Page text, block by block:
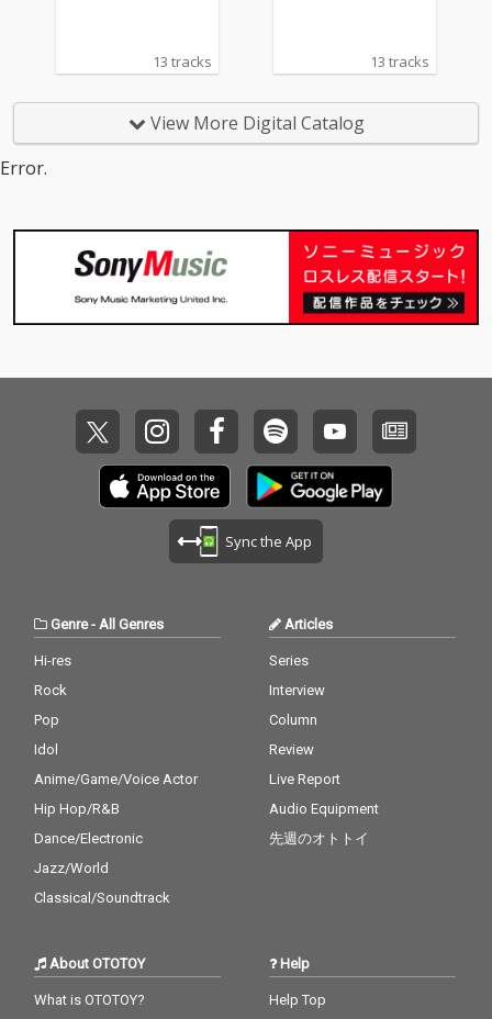
13 tracks 13 tracks
View More Digital Catalog
Error.
Sync the App
Genre- All Genres
Hi-res
Rock
Pop
Idol
Anime/Game/Voice Actor
Hip Hop/R&B
Dance/Electronic
Jazz/World
Classical/Soundtrack
Articles
Series
Interview
Column
Review
Live Report
Audio Equipment
先週のオトトイ
About OTOTOY
What is OTOTOY?
Help
Help Top